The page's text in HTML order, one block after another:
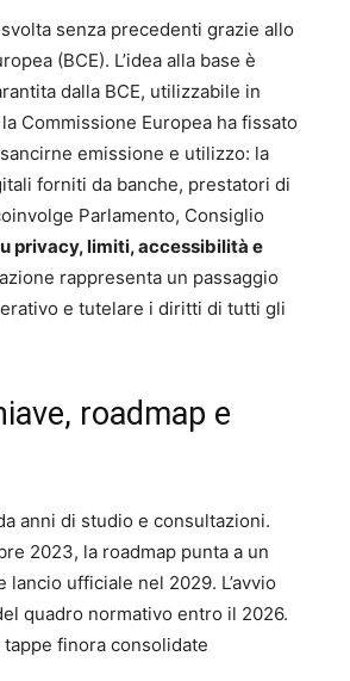
senza precedenti grazie allo
(BCE). L’idea alla base è
dalla BCE, utilizzabile in
Commissione Europea ha fissato
emissione e utilizzo: la
forniti da banche, prestatori di
Parlamento, Consiglio
privacy, limiti, accessibilità e
rappresenta un passaggio
e tutelare i diritti di tutti gli
roadmap e
anni di studio e consultazioni.
2023, la roadmap punta a un
ufficiale nel 2029. L’avvio
quadro normativo entro il 2026.
finora consolidate